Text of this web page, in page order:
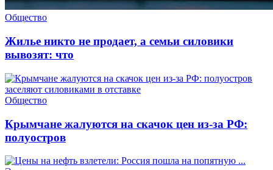
Общество
Жилье никто не продает, а семьи силовики
вывозят: что
Общество
Крымчане жалуются на скачок цен из-за РФ:
полуостров